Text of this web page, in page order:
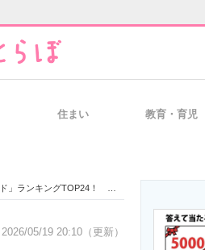
経営リーダーのコミュニティ
住まい 教育・育児
「とらや」【2026年最新調査結果】
2026/05/19 20:10（更新）